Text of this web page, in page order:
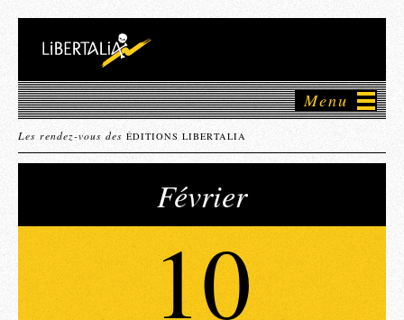
Menu
Les rendez-vous des ÉDITIONS LIBERTALIA
10
Février